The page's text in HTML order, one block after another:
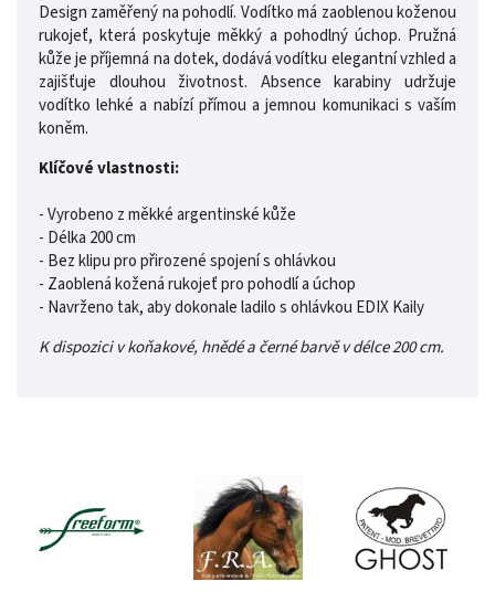
Design zaměřený na pohodlí. Vodítko má zaoblenou koženou
rukojeť, která poskytuje měkký a pohodlný úchop. Pružná
kůže je příjemná na dotek, dodává vodítku elegantní vzhled a
zajišťuje dlouhou životnost. Absence karabiny udržuje
vodítko lehké a nabízí přímou a jemnou komunikaci s vaším
koněm.
Klíčové vlastnosti:
- Vyrobeno z měkké argentinské kůže
- Délka 200 cm
- Bez klipu pro přirozené spojení s ohlávkou
- Zaoblená kožená rukojeť pro pohodlí a úchop
- Navrženo tak, aby dokonale ladilo s ohlávkou EDIX Kaily
K dispozici v koňakové, hnědé a černé barvě v délce 200 cm.